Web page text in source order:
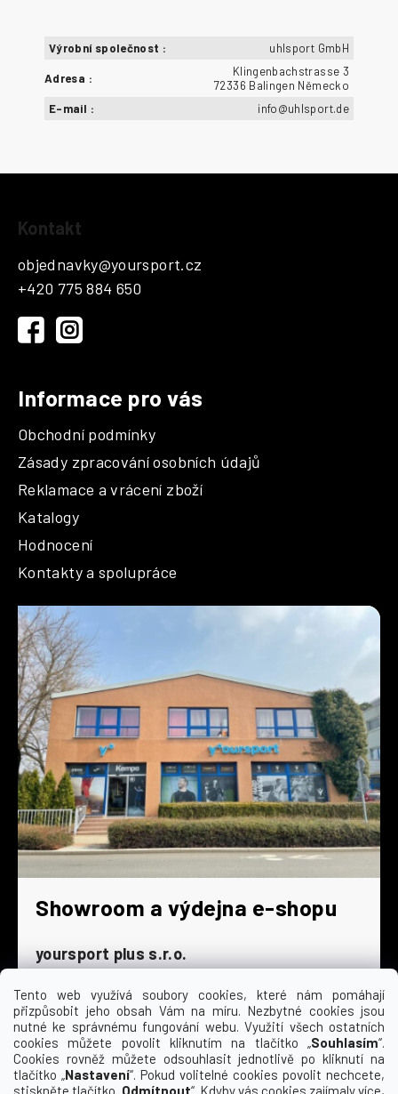
Tento web využívá soubory cookies, které nám pomáhají
přizpůsobit jeho obsah Vám na míru. Nezbytné cookies jsou
nutné ke správnému fungování webu. Využití všech ostatních
cookies můžete povolit kliknutím na tlačítko „Souhlasím“.
Cookies rovněž můžete odsouhlasit jednotlivě po kliknutí na
tlačítko „Nastavení“. Pokud volitelné cookies povolit nechcete,
stiskněte tlačítko „ Odmítnout“. Kdyby vás cookies zajímaly více,
Výrobní společnost : uhlsport GmbH
Adresa :
Klingenbachstrasse 3
72336 Balingen Německo
E-mail : info@uhlsport.de
Kontakt
objednavky@yoursport.cz
+420 775 884 650
Informace pro vás
Obchodní podmínky
Zásady zpracování osobních údajů
Reklamace a vrácení zboží
Katalogy
Hodnocení
Kontakty a spolupráce
Showroom a výdejna e-shopu
yoursport plus s.r.o.
Dyjská 845/4
196 00 Praha 9 - Čakovice
Po - Čt
9:00 - 16:30
Pá
9:00 - 15:30
So
zavřeno